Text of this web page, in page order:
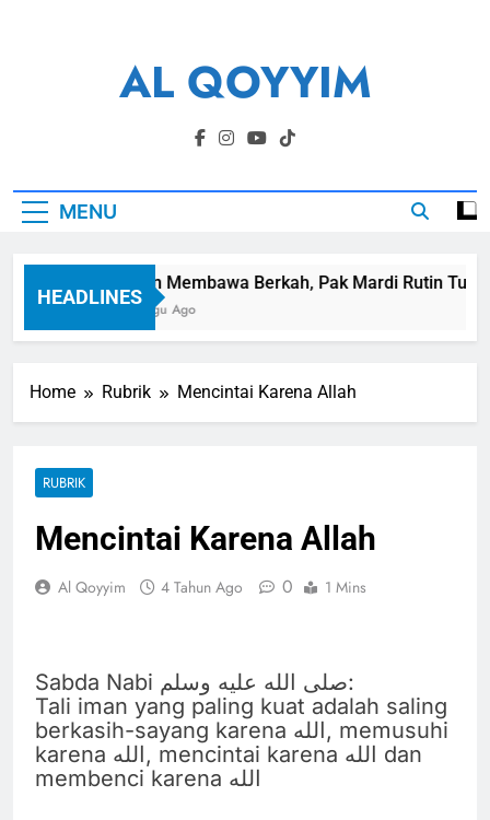
AL QOYYIM
Yayasan Al Qoyyim Sukoharjo
MENU
HEADLINES
Panen Membawa Berkah, Pak Mardi Rutin
1 Minggu Ago
Home Rubrik Mencintai Karena Allah
RUBRIK
Mencintai Karena Allah
Al Qoyyim 4 Tahun Ago 0 1 Mins
Sabda Nabi صلى الله عليه وسلم:
Tali iman yang paling kuat adalah saling
berkasih-sayang karena الله, memusuhi
karena الله, mencintai karena الله dan
membenci karena الله